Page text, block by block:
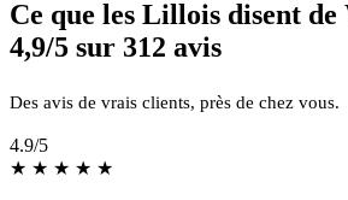
Ce que les Lillois disent de
4,9/5 sur 312 avis
Des avis de vrais clients, près de chez vous.
4.9/5
★ ★ ★ ★ ★